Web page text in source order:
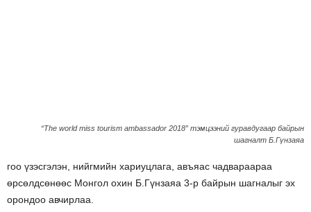
“The world miss tourism ambassador 2018” тэмцээний гуравдугаар байрын
шагналт Б.Гүнзаяа
гоо үзэсгэлэн, нийгмийн хариуцлага, авъяас чадвараараа
өрсөлдсөнөөс Монгол охин Б.Гүнзаяа 3-р байрын шагналыг эх
орондоо авчирлаа.